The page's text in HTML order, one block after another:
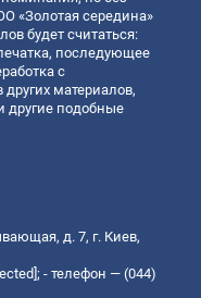
«Золотая середина»
будет считаться:
последующее
с
материалов,
другие подобные
д. 7, г. Киев,
; - телефон — (044)